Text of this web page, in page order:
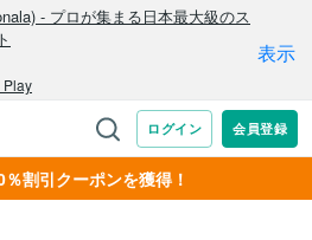
割引クーポンを獲得！